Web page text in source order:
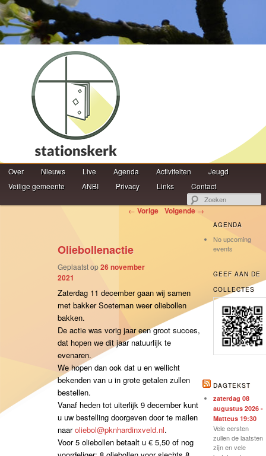
Hoofdmenu
Spring naar de primaire inhoud
Spring naar de secundaire inhoud
Over Nieuws Live Agenda Activiteiten
Jeugd
Veilige gemeente
ANBI Privacy Links Contact
Berichtnavigatie ← Vorige Volgende →
Oliebollenactie
Geplaatst op26 november
2021
Zaterdag 11 decembergaan wij samen
met bakker Soeteman weer oliebollen
bakken.
De actie was vorig jaar een groot succes,
dat hopen we dit jaar natuurlijk te
evenaren.
We hopen dan ook dat u en wellicht
bekenden van u in grote getalen zullen
bestellen.
Vanaf heden tot uiterlijk 9 decemberkunt
u uw bestelling doorgeven door te mailen
naaroliebol@pknhardinxveld.nl.
Voor 5 oliebollen betaalt u € 5,50 of nog
AGENDA
No upcoming
events
GEEF AAN DE
COLLECTES
DAGTEKST
zaterdag 08
augustus 2026 -
Matteus 19:30
Vele eersten
zullen de laatsten
zijn en vele